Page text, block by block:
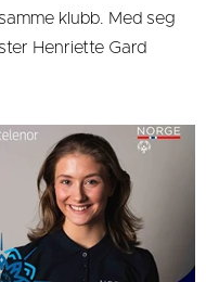
klubb. Med seg
Henriette Gard